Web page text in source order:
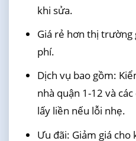
khi sửa.
Giá rẻ hơn thị
phí.
Dịch vụ bao gồm:
nhà quận 1-12 và
lấy liền nếu lỗi nhẹ.
Ưu đãi: Giảm giá cho